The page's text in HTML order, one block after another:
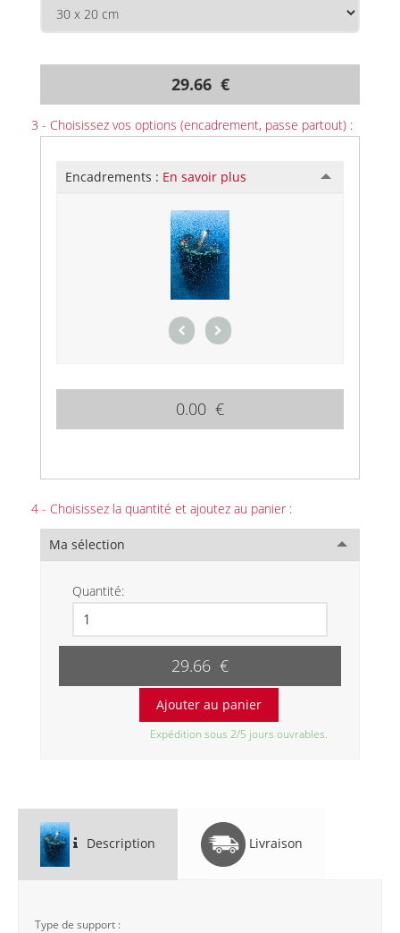
29.66 €
3 - Choisissez vos options (encadrement, passe partout) :
Encadrements : En savoir plus
0.00 €
4 - Choisissez la quantité et ajoutez au panier :
Ma sélection
Quantité:
29.66 €
Expédition sous 2/5 jours ouvrables.
Description Livraison
Type de support :